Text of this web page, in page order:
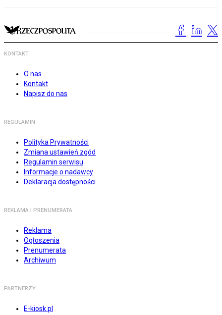
KONTAKT
O nas
Kontakt
Napisz do nas
REGULAMIN
Polityka Prywatności
Zmiana ustawień zgód
Regulamin serwisu
Informacje o nadawcy
Deklaracja dostępności
REKLAMA I PRENUMERATA
Reklama
Ogłoszenia
Prenumerata
Archiwum
PARTNERZY
E-kiosk.pl